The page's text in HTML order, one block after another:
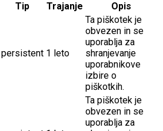
Tip Trajanje Opis
persistent 1 leto
Ta piškotek je
obvezen in se
uporablja za
shranjevanje
uporabnikove
izbire o
piškotkih.
Ta piškotek je
obvezen in se
uporablja za